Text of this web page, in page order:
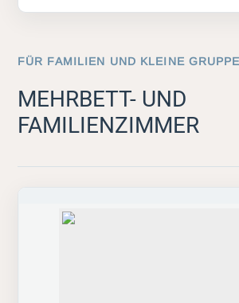
FÜR FAMILIEN UND KLEINE
MEHRBETT- UND
FAMILIENZIMMER